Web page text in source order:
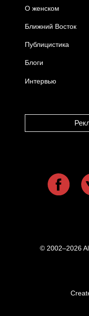
О женском
Ближний Восток
Публицистика
Блоги
Интервью
© 2002–2026